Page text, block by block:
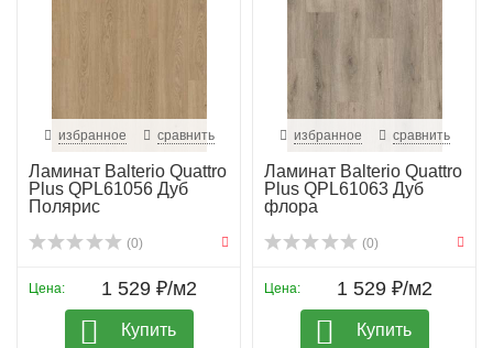
избранное сравнить
Ламинат Balterio Quattro
Plus QPL61056 Дуб
Полярис
(0)
Цена: 1 529 ₽/м2
Купить
избранное сравнить
Ламинат Balterio Quattro
Plus QPL61063 Дуб
флора
(0)
Цена: 1 529 ₽/м2
Купить